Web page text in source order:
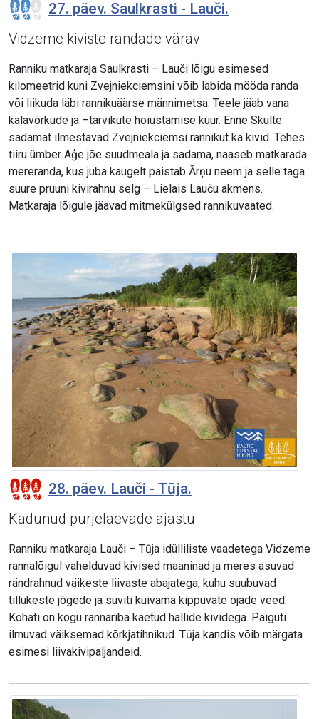
27. päev. Saulkrasti - Lauči.
Vidzeme kiviste randade värav
Ranniku matkaraja Saulkrasti – Lauči lõigu esimesed
kilomeetrid kuni Zvejniekciemsini võib läbida mööda randa
või liikuda läbi rannikuäärse männimetsa. Teele jääb vana
kalavõrkude ja –tarvikute hoiustamise kuur. Enne Skulte
sadamat ilmestavad Zvejniekciemsi rannikut ka kivid. Tehes
tiiru ümber Aģe jõe suudmeala ja sadama, naaseb matkarada
mereranda, kus juba kaugelt paistab Ārņu neem ja selle taga
suure pruuni kivirahnu selg – Lielais Lauču akmens.
Matkaraja lõigule jäävad mitmekülgsed rannikuvaated.
28. päev. Lauči - Tūja.
Kadunud purjelaevade ajastu
Ranniku matkaraja Lauči – Tūja idülliliste vaadetega Vidzeme
rannalõigul vahelduvad kivised maaninad ja meres asuvad
rändrahnud väikeste liivaste abajatega, kuhu suubuvad
tillukeste jõgede ja suviti kuivama kippuvate ojade veed.
Kohati on kogu rannariba kaetud hallide kividega. Paiguti
ilmuvad väiksemad kõrkjatihnikud. Tūja kandis võib märgata
esimesi liivakivipaljandeid.